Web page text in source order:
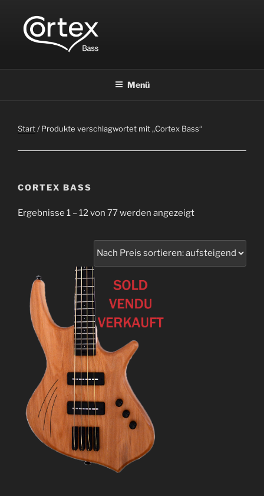
CORTEX BASS
Menü
Start/ Produkte verschlagwortet mit „Cortex Bass“
CORTEX BASS
Ergebnisse 1 – 12 von 77 werden angezeigt